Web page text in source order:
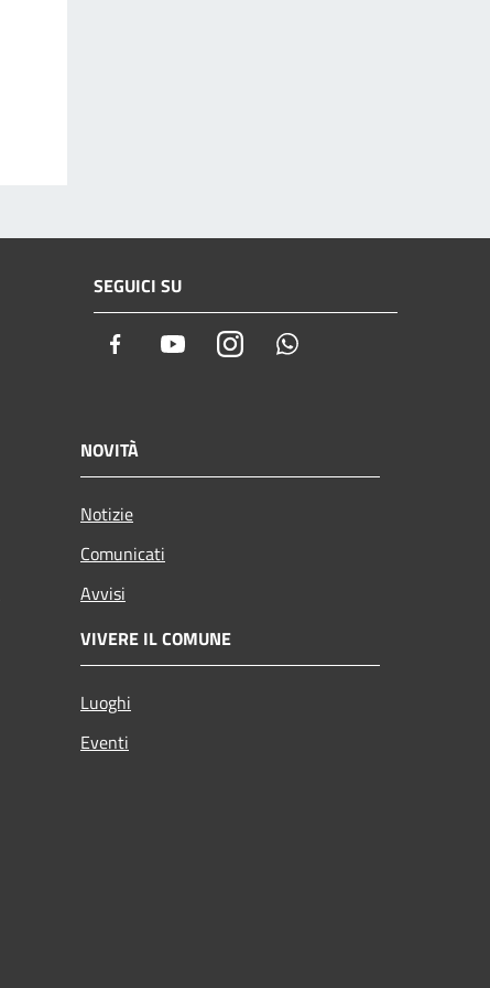
SEGUICI SU
Facebook YoutubeInstagram
NOVITÀ
Notizie
Comunicati
Avvisi
VIVERE IL COMUNE
Luoghi
Eventi